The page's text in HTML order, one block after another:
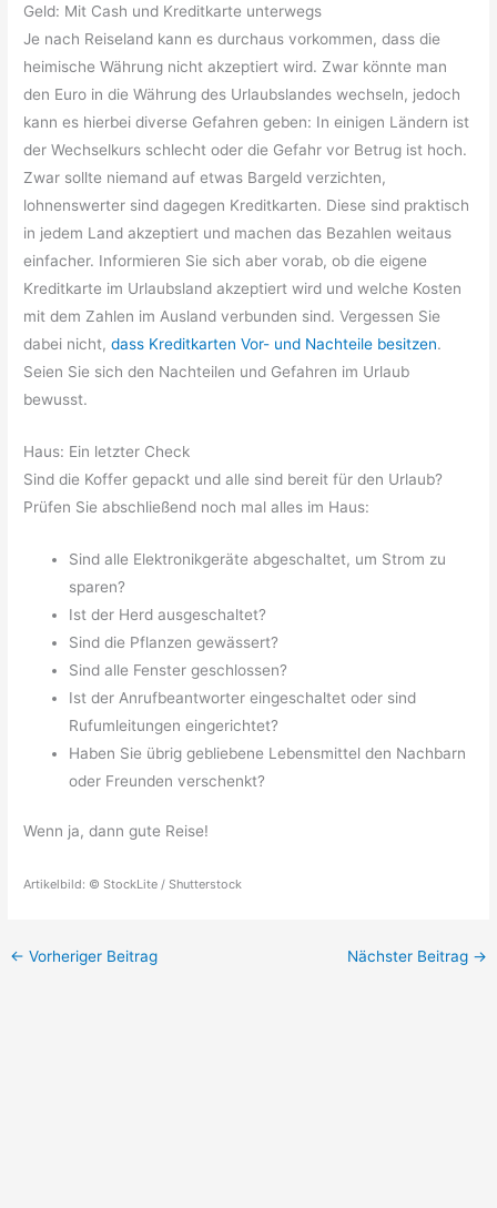
Geld: Mit Cash und Kreditkarte unterwegs
Je nach Reiseland kann es durchaus vorkommen, dass die
heimische Währung nicht akzeptiert wird. Zwar könnte man
den Euro in die Währung des Urlaubslandes wechseln, jedoch
kann es hierbei diverse Gefahren geben: In einigen Ländern ist
der Wechselkurs schlecht oder die Gefahr vor Betrug ist hoch.
Zwar sollte niemand auf etwas Bargeld verzichten,
lohnenswerter sind dagegen Kreditkarten. Diese sind praktisch
in jedem Land akzeptiert und machen das Bezahlen weitaus
einfacher. Informieren Sie sich aber vorab, ob die eigene
Kreditkarte im Urlaubsland akzeptiert wird und welche Kosten
mit dem Zahlen im Ausland verbunden sind. Vergessen Sie
dabei nicht,dass Kreditkarten Vor- und Nachteile besitzen.
Seien Sie sich den Nachteilen und Gefahren im Urlaub
bewusst.
Haus: Ein letzter Check
Sind die Koffer gepackt und alle sind bereit für den Urlaub?
Prüfen Sie abschließend noch mal alles im Haus:
Sind alle Elektronikgeräte abgeschaltet, um Strom zu
sparen?
Ist der Herd ausgeschaltet?
Sind die Pflanzen gewässert?
Sind alle Fenster geschlossen?
Ist der Anrufbeantworter eingeschaltet oder sind
Rufumleitungen eingerichtet?
Haben Sie übrig gebliebene Lebensmittel den Nachbarn
oder Freunden verschenkt?
Wenn ja, dann gute Reise!
Artikelbild: © StockLite / Shutterstock
← Vorheriger Beitrag Nächster Beitrag →